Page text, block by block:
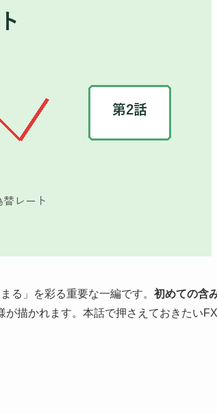
る」を彩る重要な一編です。 初めての含
が描かれます。本話で押さえておきたいFX